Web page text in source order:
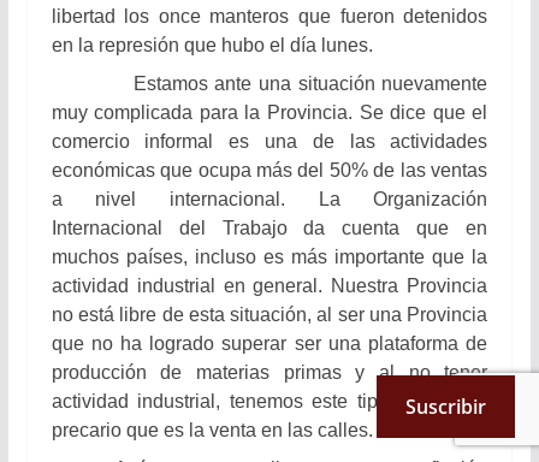
libertad los once manteros que fueron detenidos
en la represión que hubo el día lunes.
Estamos ante una situación nuevamente
muy complicada para la Provincia. Se dice que el
comercio informal es una de las actividades
económicas que ocupa más del 50% de las ventas
a nivel internacional. La Organización
Internacional del Trabajo da cuenta que en
muchos países, incluso es más importante que la
actividad industrial en general. Nuestra Provincia
no está libre de estasituación, al ser una Provincia
que no ha logrado superar ser una plataforma de
producción de materias primas y al no tener
actividad industrial, tenemos este tipo de trabajo
precario que es la venta en las calles.
Suscribir